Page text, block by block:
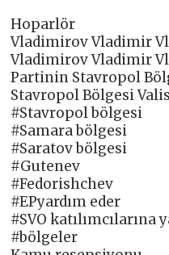
Hoparlör
Vladimirov Vladimir
Vladimirov Vladimir
Partinin Stavropol
Stavropol Bölgesi
#Stavropol bölgesi
#Samara bölgesi
#Saratov bölgesi
#Gutenev
#Fedorishchev
#EPyardım eder
#SVO katılımcılarına
#bölgeler